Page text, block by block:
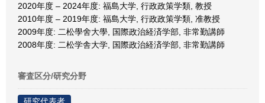
2020年度 – 2024年度: 福島大学, 行政政策学類, 教授
2010年度 – 2019年度: 福島大学, 行政政策学類, 准教授
2009年度: 二松學舍大學, 国際政治経済学部, 非常勤講師
2008年度: 二松学舎大学, 国際政治経済学部, 非常勤講師
審査区分/研究分野
研究代表者